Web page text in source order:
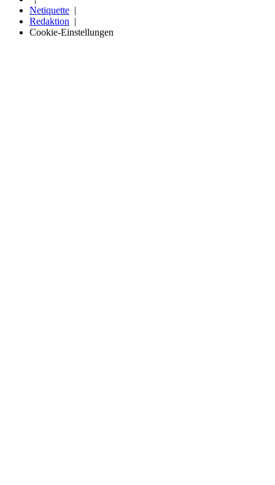
Netiquette
Redaktion
Cookie-Einstellungen